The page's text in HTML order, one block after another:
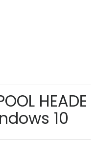
HEADE
10